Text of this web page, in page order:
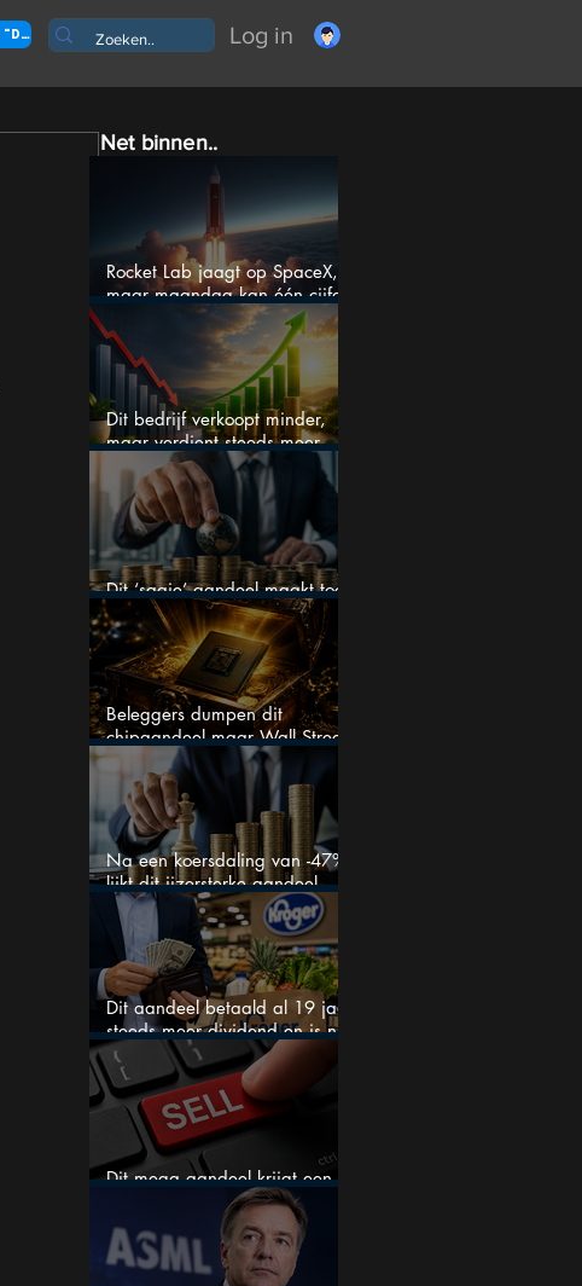
Profiteer nu van 50% korting met de kortingscode: "DANK" Log in
Net binnen..
Rocket Lab jaagt op SpaceX,
maar maandag kan één cijfer
de droom doorprikken?
Dit bedrijf verkoopt minder,
maar verdient steeds meer —
hoe lang kan dit sprookje
doorgaan?
Dit ‘saaie’ aandeel maakt toch
bizar veel winst
Beleggers dumpen dit
chipaandeel maar Wall Street
ziet een zeldzame koopkans
Na een koersdaling van -47%
lijkt dit ijzersterke aandeel
aantrekkelijker dan ooit
Dit aandeel betaald al 19 jaar
steeds meer dividend en is nu
goedkoop
Dit mega aandeel krijgt een
zeldzaam verkoopadvies